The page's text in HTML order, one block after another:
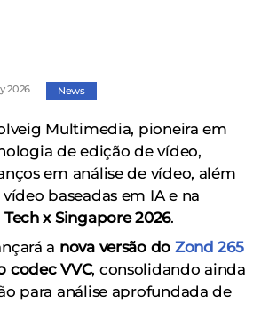
2026 News
Multimedia, pioneira em
de edição de vídeo,
em análise de vídeo, além
baseadas em IA e na
Tech x Singapore 2026.
a nova versão do Zond 265
codec VVC, consolidando ainda
para análise aprofundada de